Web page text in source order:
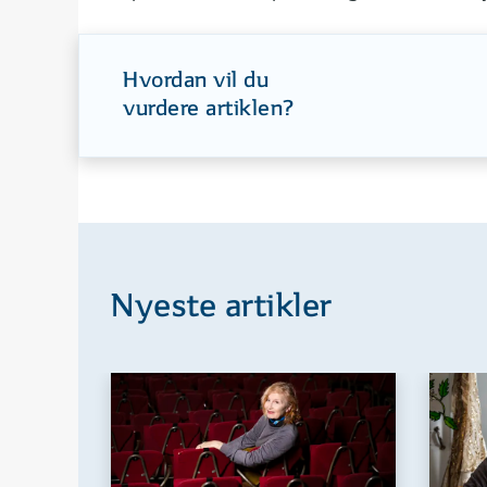
Hvordan vil du
vurdere artiklen?
Nyeste artikler